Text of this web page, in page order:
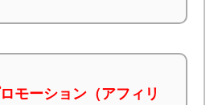
モーション（アフィリ